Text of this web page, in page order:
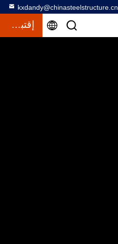
kxdandy@chinasteelstructure.cn
إقتباس